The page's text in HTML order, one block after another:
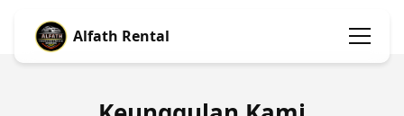
Alfath Rental